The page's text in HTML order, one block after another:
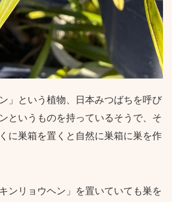
」という植物、日本みつばちを呼び
というものを持っているそうで、そ
に巣箱を置くと自然に巣箱に巣を作
ンリョウヘン」を置いていても巣を